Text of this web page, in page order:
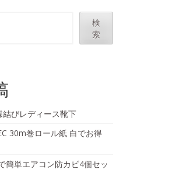
検
索
結びレディース靴下
30m巻ロール紙 白でお得
簡単エアコン防カビ4個セッ